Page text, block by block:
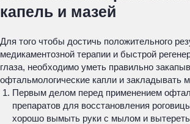
капель и мазей
Для того чтобы достичь положительного
медикаментозной терапии и быстрой
глаза, необходимо уметь правильно
офтальмологические капли и закладывать
Первым делом перед применением
препаратов для восстановления
хорошо вымыть руки с мылом и